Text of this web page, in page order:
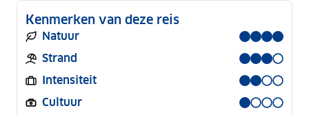
Kenmerken van deze reis
Natuur
Strand
Intensiteit
Cultuur